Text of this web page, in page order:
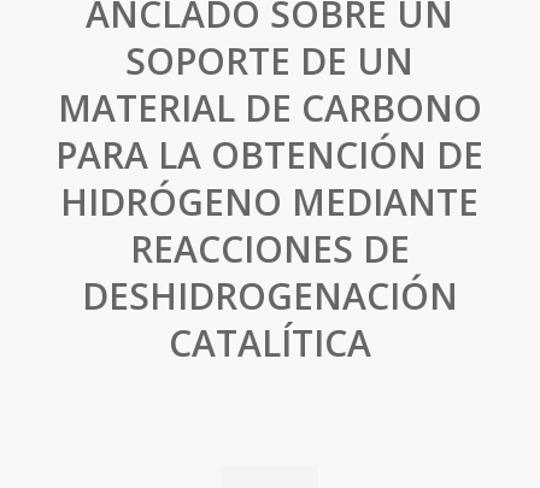
ANCLADO SOBRE UN
SOPORTE DE UN
MATERIAL DE CARBONO
PARA LA OBTENCIÓN DE
HIDRÓGENO MEDIANTE
REACCIONES DE
DESHIDROGENACIÓN
CATALÍTICA